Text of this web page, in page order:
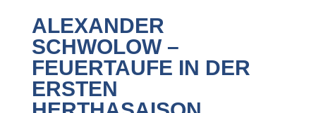
ALEXANDER
SCHWOLOW –
FEUERTAUFE IN DER
ERSTEN